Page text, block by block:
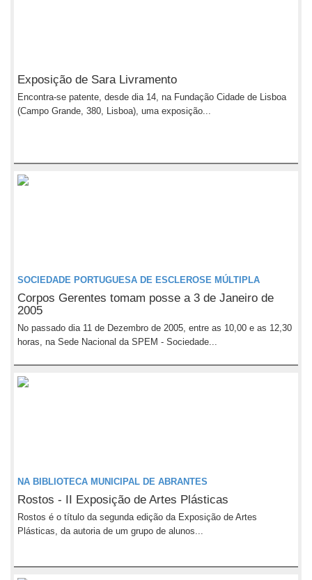
Exposição de Sara Livramento
Encontra-se patente, desde dia 14, na Fundação Cidade de Lisboa
(Campo Grande, 380, Lisboa), uma exposição...
SOCIEDADE PORTUGUESA DE ESCLEROSE MÚLTIPLA
Corpos Gerentes tomam posse a 3 de Janeiro de
2005
No passado dia 11 de Dezembro de 2005, entre as 10,00 e as 12,30
horas, na Sede Nacional da SPEM - Sociedade...
NA BIBLIOTECA MUNICIPAL DE ABRANTES
Rostos - II Exposição de Artes Plásticas
Rostos é o título da segunda edição da Exposição de Artes
Plásticas, da autoria de um grupo de alunos...